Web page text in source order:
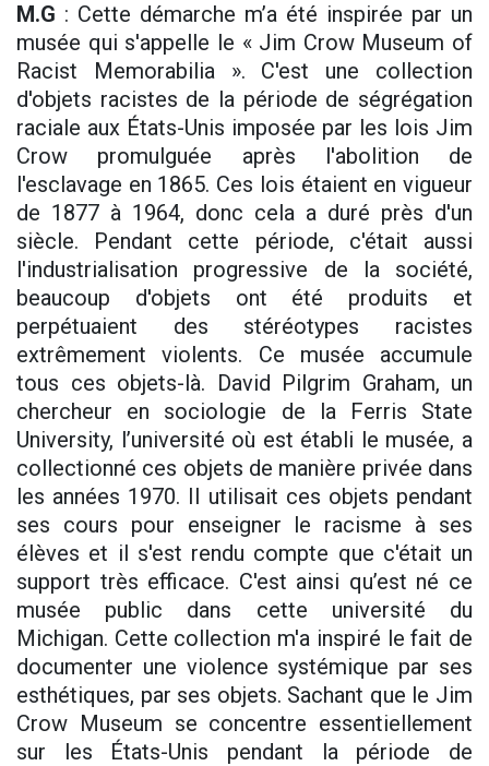
M.G : Cette démarche m’a été inspirée par un
musée qui s'appelle le « Jim Crow Museum of
Racist Memorabilia ». C'est une collection
d'objets racistes de la période de ségrégation
raciale aux États-Unis imposée par les lois Jim
Crow promulguée après l'abolition de
l'esclavage en 1865. Ces lois étaient en vigueur
de 1877 à 1964, donc cela a duré près d'un
siècle. Pendant cette période, c'était aussi
l'industrialisation progressive de la société,
beaucoup d'objets ont été produits et
perpétuaient des stéréotypes racistes
extrêmement violents. Ce musée accumule
tous ces objets-là. David Pilgrim Graham, un
chercheur en sociologie de la Ferris State
University, l’université où est établi le musée, a
collectionné ces objets de manière privée dans
les années 1970. Il utilisait ces objets pendant
ses cours pour enseigner le racisme à ses
élèves et il s'est rendu compte que c'était un
support très efficace. C'est ainsi qu’est né ce
musée public dans cette université du
Michigan. Cette collection m'a inspiré le fait de
documenter une violence systémique par ses
esthétiques, par ses objets. Sachant que le Jim
Crow Museum se concentre essentiellement
sur les États-Unis pendant la période de